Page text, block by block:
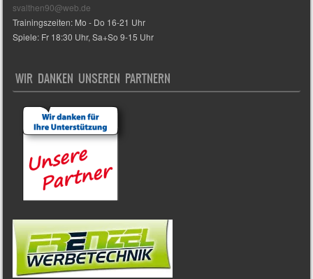
svalthen90@web.de
Trainingszeiten: Mo - Do 16-21 Uhr
Spiele: Fr 18:30 Uhr, Sa+So 9-15 Uhr
WIR DANKEN UNSEREN PARTNERN